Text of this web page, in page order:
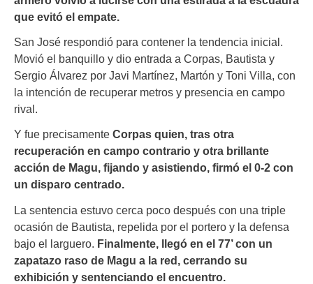
que evitó el empate.
San José respondió para contener la tendencia inicial.
Movió el banquillo y dio entrada a Corpas, Bautista y
Sergio Álvarez por Javi Martínez, Martón y Toni Villa, con
la intención de recuperar metros y presencia en campo
rival.
Y fue precisamente Corpas quien, tras otra
recuperación en campo contrario y otra brillante
acción de Magu, fijando y asistiendo, firmó el 0-2 con
un disparo centrado.
La sentencia estuvo cerca poco después con una triple
ocasión de Bautista, repelida por el portero y la defensa
bajo el larguero. Finalmente, llegó en el 77’ con un
zapatazo raso de Magu a la red, cerrando su
exhibición y sentenciando el encuentro.